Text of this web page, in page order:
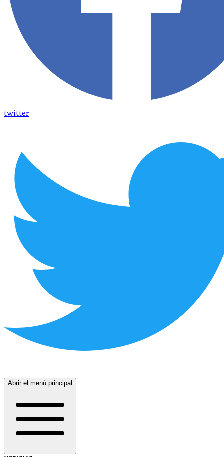
twitter
Abrir el menú principal